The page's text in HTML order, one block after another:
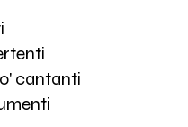
cantanti